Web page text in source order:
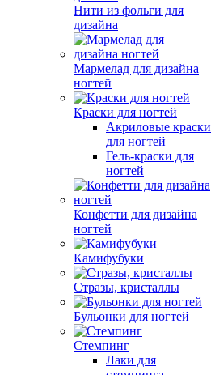
Нити из фольги для
дизайна
Мармелад для дизайна
ногтей
Краски для ногтей
Акриловые краски
для ногтей
Гель-краски для
ногтей
Конфетти для дизайна
ногтей
Камифубуки
Стразы, кристаллы
Бульонки для ногтей
Стемпинг
Лаки для